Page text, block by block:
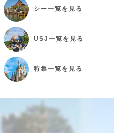
シー一覧を見る
USJ 一覧を見る
特集一覧を見る